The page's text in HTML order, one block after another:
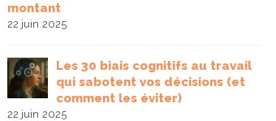
montant
22 juin 2025
Les 30 biais cognitifs au travail
qui sabotent vos décisions (et
comment les éviter)
22 juin 2025